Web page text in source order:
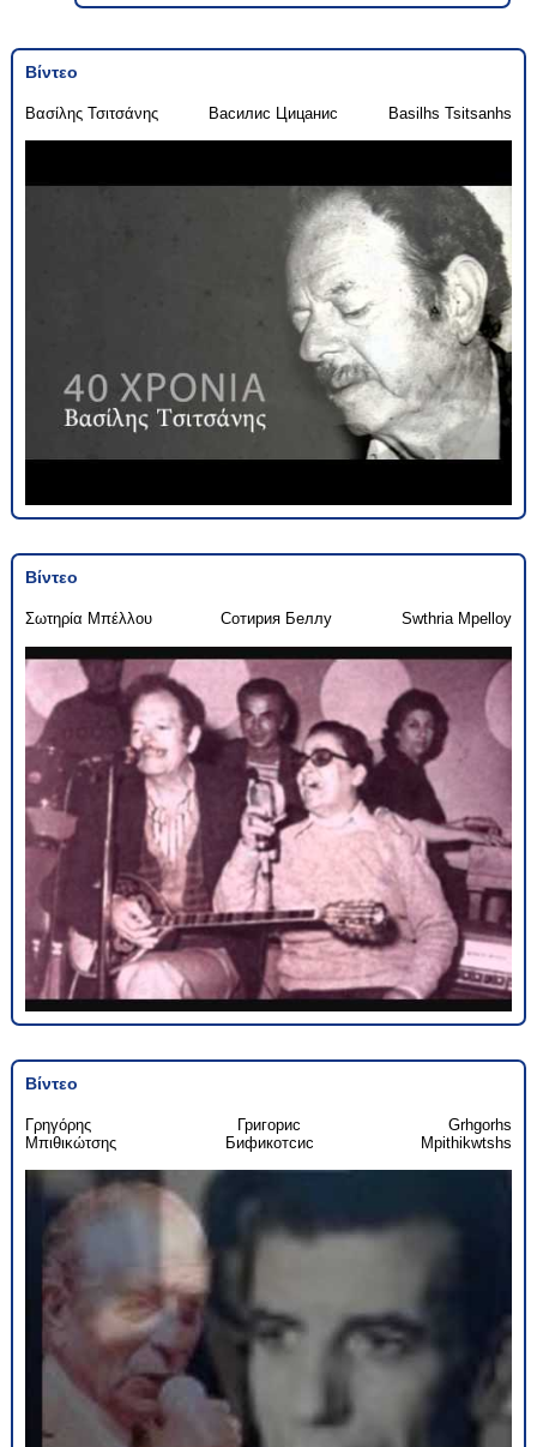
Βίντεο
Βασίλης Τσιτσάνης Василис Цицанис Basilhs Tsitsanhs
Βίντεο
Σωτηρία Μπέλλου Сотирия Беллу Swthria Mpelloy
Βίντεο
Γρηγόρης
Μπιθικώτσης
Григорис
Бификотсис
Grhgorhs
Mpithikwtshs